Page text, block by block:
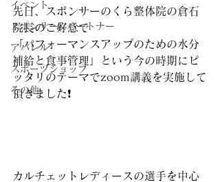
イベント
スポンサー&パートナー
アパレル
スポーツショップ
その他
先日、スポンサーのくら整体院の倉石
院長のご好意で
「パフォーマンスアップのための水分
補給と食事管理」という今の時期にピ
ッタリのテーマでzoom講義を実施して
頂きました❗️
カルチェットレディースの選手を中心